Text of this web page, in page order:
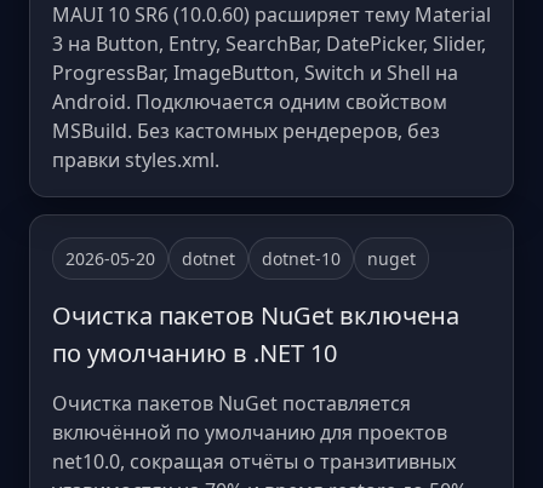
MAUI 10 SR6 (10.0.60) расширяет тему Material
3 на Button, Entry, SearchBar, DatePicker, Slider,
ProgressBar, ImageButton, Switch и Shell на
Android. Подключается одним свойством
MSBuild. Без кастомных рендереров, без
правки styles.xml.
2026-05-20 dotnet dotnet-10 nuget
Очистка пакетов NuGet включена
по умолчанию в .NET 10
Очистка пакетов NuGet поставляется
включённой по умолчанию для проектов
net10.0, сокращая отчёты о транзитивных